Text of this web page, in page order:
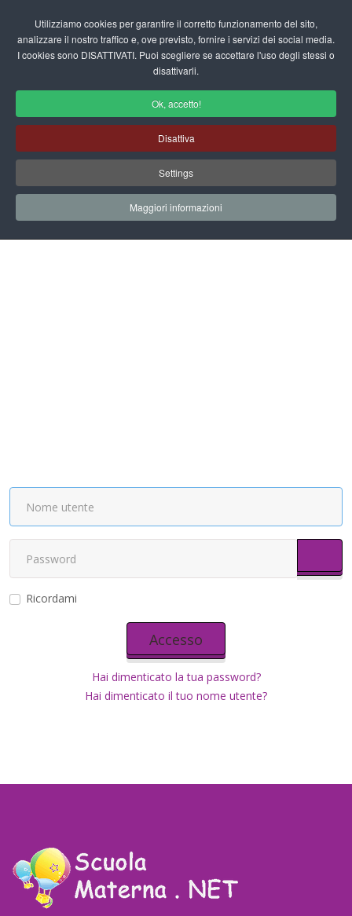
Utilizziamo cookies per garantire il corretto funzionamento del sito,
analizzare il nostro traffico e, ove previsto, fornire i servizi dei social media.
I cookies sono DISATTIVATI. Puoi scegliere se accettare l'uso degli stessi o
disattivarli.
Ok, accetto!
Disattiva
Settings
Maggiori informazioni
fas
Area Utente
Home Area Utente
Ricordami
Accesso
Hai dimenticato la tua password?
Hai dimenticato il tuo nome utente?